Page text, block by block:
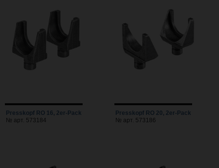
Presskopf RO 16, 2er-Pack
№ арт. 573184
Presskopf RO 20, 2er-Pack
№ арт. 573186